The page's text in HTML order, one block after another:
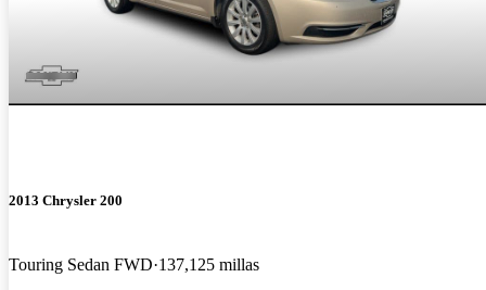
2013 Chrysler 200
Touring Sedan FWD 137,125 millas